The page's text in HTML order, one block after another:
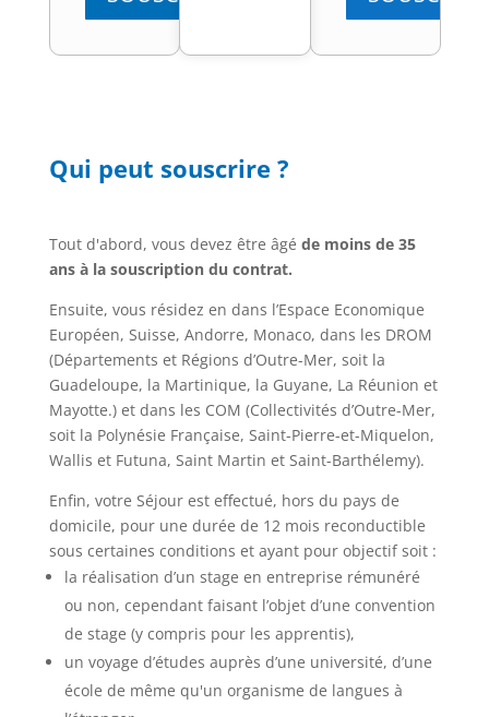
Qui peut souscrire ?
Tout d'abord, vous devez être âgé de moins de 35
ans à la souscription du contrat.
Ensuite, vous résidez en dans l’Espace Economique
Européen, Suisse, Andorre, Monaco, dans les DROM
(Départements et Régions d’Outre-Mer, soit la
Guadeloupe, la Martinique, la Guyane, La Réunion et
Mayotte.) et dans les COM (Collectivités d’Outre-Mer,
soit la Polynésie Française, Saint-Pierre-et-Miquelon,
Wallis et Futuna, Saint Martin et Saint-Barthélemy).
Enfin, votre Séjour est effectué, hors du pays de
domicile, pour une durée de 12 mois reconductible
sous certaines conditions et ayant pour objectif soit :
la réalisation d’un stage en entreprise rémunéré
ou non, cependant faisant l’objet d’une convention
de stage (y compris pour les apprentis),
un voyage d’études auprès d’une université, d’une
école de même qu'un organisme de langues à